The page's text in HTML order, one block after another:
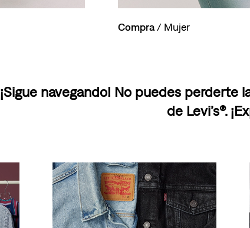
Compra/ Mujer
¡Sigue navegando! No puedes perderte
de Levi’s®.